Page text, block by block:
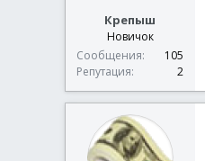
Крепыш
Новичок
Сообщения
105
Репутация
2